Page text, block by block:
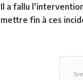
Il a fallu
mettre fin à ces